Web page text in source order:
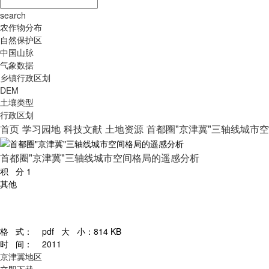
search
农作物分布
自然保护区
中国山脉
气象数据
乡镇行政区划
DEM
土壤类型
行政区划
首页 学习园地 科技文献 土地资源 首都圈"京津冀"三轴线城市
首都圈"京津冀"三轴线城市空间格局的遥感分析
积 分 1
其他
格 式： pdf 大 小： 814 KB
时 间：
2011
京津冀地区